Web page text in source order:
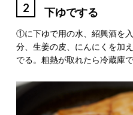
2 下ゆでする
①に下ゆで用の水、紹興酒を
分、生姜の皮、にんにくを加
でる。粗熱が取れたら冷蔵庫で